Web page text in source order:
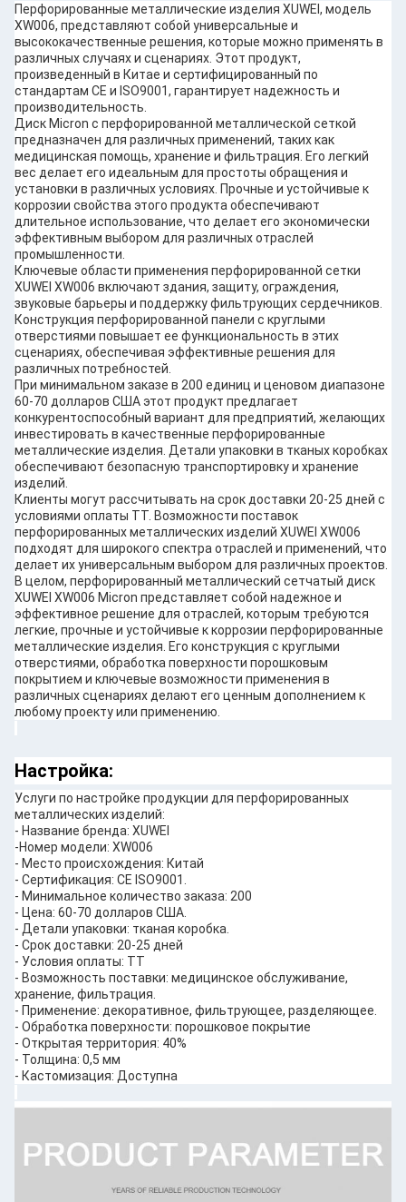
Перфорированные металлические изделия XUWEI, модель
XW006, представляют собой универсальные и
высококачественные решения, которые можно применять в
различных случаях и сценариях. Этот продукт,
произведенный в Китае и сертифицированный по
стандартам CE и ISO9001, гарантирует надежность и
производительность.
Диск Micron с перфорированной металлической сеткой
предназначен для различных применений, таких как
медицинская помощь, хранение и фильтрация. Его легкий
вес делает его идеальным для простоты обращения и
установки в различных условиях. Прочные и устойчивые к
коррозии свойства этого продукта обеспечивают
длительное использование, что делает его экономически
эффективным выбором для различных отраслей
промышленности.
Ключевые области применения перфорированной сетки
XUWEI XW006 включают здания, защиту, ограждения,
звуковые барьеры и поддержку фильтрующих сердечников.
Конструкция перфорированной панели с круглыми
отверстиями повышает ее функциональность в этих
сценариях, обеспечивая эффективные решения для
различных потребностей.
При минимальном заказе в 200 единиц и ценовом диапазоне
60-70 долларов США этот продукт предлагает
конкурентоспособный вариант для предприятий, желающих
инвестировать в качественные перфорированные
металлические изделия. Детали упаковки в тканых коробках
обеспечивают безопасную транспортировку и хранение
изделий.
Клиенты могут рассчитывать на срок доставки 20-25 дней с
условиями оплаты TT. Возможности поставок
перфорированных металлических изделий XUWEI XW006
подходят для широкого спектра отраслей и применений, что
делает их универсальным выбором для различных проектов.
В целом, перфорированный металлический сетчатый диск
XUWEI XW006 Micron представляет собой надежное и
эффективное решение для отраслей, которым требуются
легкие, прочные и устойчивые к коррозии перфорированные
металлические изделия. Его конструкция с круглыми
отверстиями, обработка поверхности порошковым
покрытием и ключевые возможности применения в
различных сценариях делают его ценным дополнением к
любому проекту или применению.
Настройка:
Услуги по настройке продукции для перфорированных
металлических изделий:
- Название бренда: XUWEI
-Номер модели: XW006
- Место происхождения: Китай
- Сертификация: CE ISO9001.
- Минимальное количество заказа: 200
- Цена: 60-70 долларов США.
- Детали упаковки: тканая коробка.
- Срок доставки: 20-25 дней
- Условия оплаты: ТТ
- Возможность поставки: медицинское обслуживание,
хранение, фильтрация.
- Применение: декоративное, фильтрующее, разделяющее.
- Обработка поверхности: порошковое покрытие
- Открытая территория: 40%
- Толщина: 0,5 мм
- Кастомизация: Доступна